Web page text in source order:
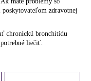
zdravotnej
chronickú bronchitídu
liečiť.